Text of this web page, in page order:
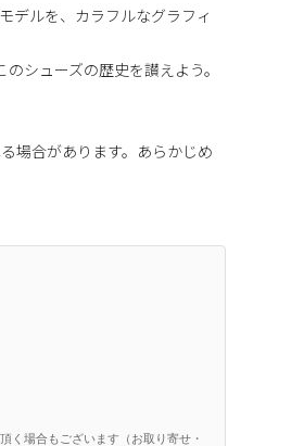
デルを、カラフルなグラフィ
シューズの歴史を讃えよう。
場合があります。あらかじめ
く場合もございます（お取り寄せ・